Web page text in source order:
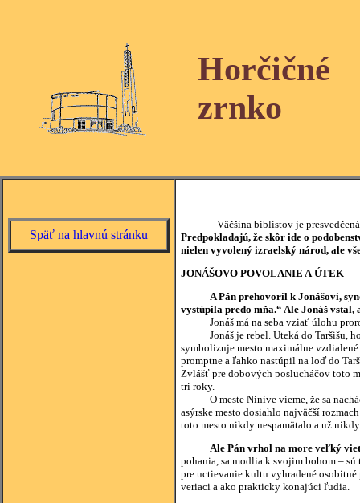
Horčičné
zrnko
Späť na hlavnú stránku
Väčšina biblistov je presvedčená o
Predpokladajú, že skôr ide o
nielen vyvolený izraelský národ, ale
JONÁŠOVO POVOLANIE A ÚTEK
A Pán prehovoril k Jonášovi,
vystúpila predo mňa.“ Ale Jonáš vstal,
Jonáš má na seba vziať úlohu
Jonáš je rebel. Uteká do Taršišu,
symbolizuje mesto maximálne
promptne a ľahko nastúpil na loď do
Zvlášť pre dobových poslucháčov toto
tri roky.
O meste Ninive vieme, že sa
asýrske mesto dosiahlo najväčší
toto mesto nikdy nespamätalo a už
Ale Pán vrhol na more veľký
pohania, sa modlia k svojim bohom –
pre uctievanie kultu vyhradené
veriaci a ako prakticky konajúci ľudia.